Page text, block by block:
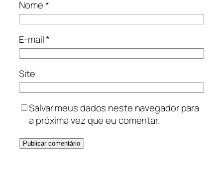
Nome*
E-mail*
Site
Salvar meus dados neste navegador para
a próxima vez que eu comentar.